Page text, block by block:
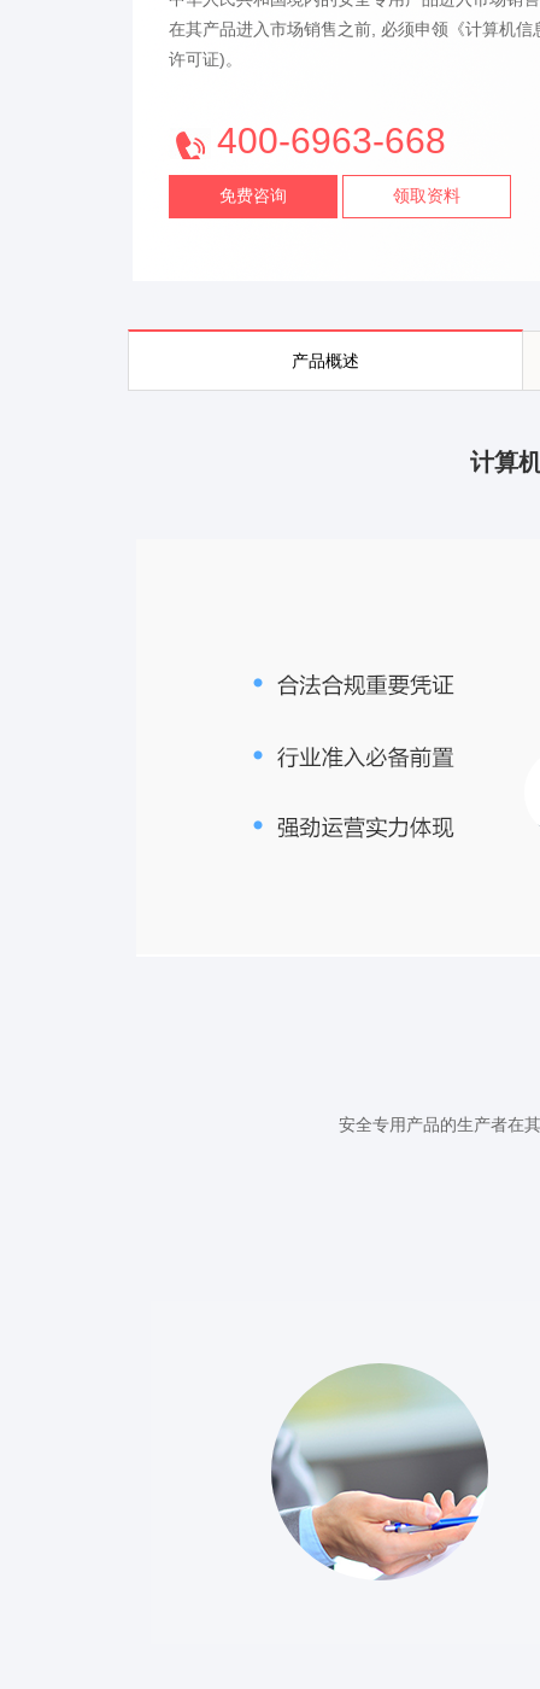
在其产品进入市场销售之前, 必须申领《计算机
许可证)。
400-6963-668
免费咨询 领取资料
产品概述
计算
安全专用产品的生产者在